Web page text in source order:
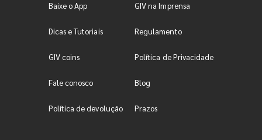
Baixe o App GIV na Imprensa
Dicas e Tutoriais Regulamento
GIV coins Política de Privacidade
Fale conosco Blog
Política de devolução Prazos